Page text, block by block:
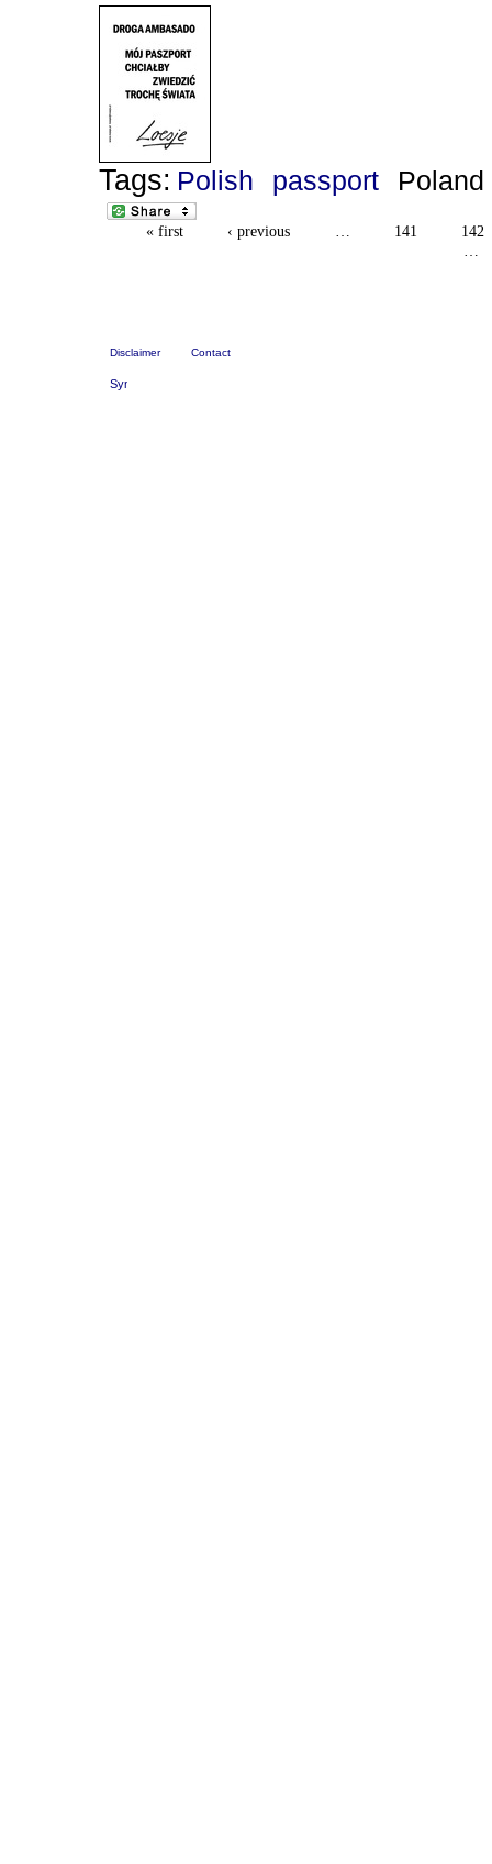
Tags: Polish passport Poland
« first ‹ previous … 141
142
…
Disclaimer Contact